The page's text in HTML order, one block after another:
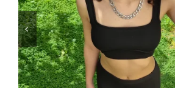
Μαγιό
Special prices